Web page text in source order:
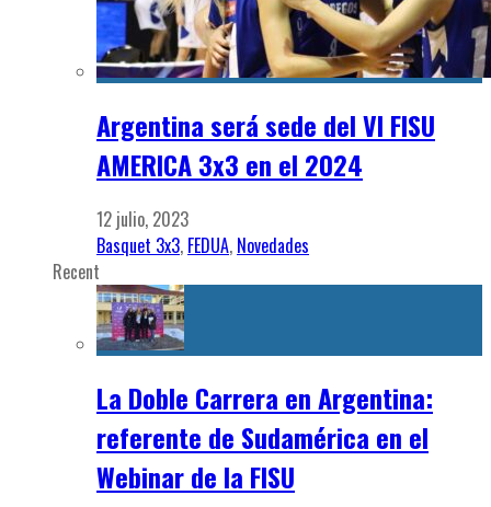
Argentina será sede del VI FISU
AMERICA 3x3 en el 2024
12 julio, 2023
Basquet 3x3, FEDUA, Novedades
Recent
La Doble Carrera en Argentina:
referente de Sudamérica en el
Webinar de la FISU